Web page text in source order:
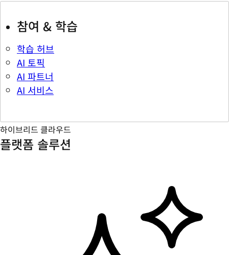
참여 & 학습
학습 허브
AI 토픽
AI 파트너
AI 서비스
하이브리드 클라우드
플랫폼 솔루션